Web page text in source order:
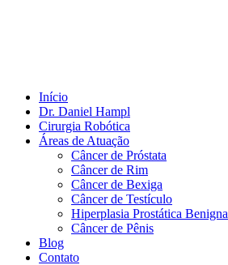
Início
Dr. Daniel Hampl
Cirurgia Robótica
Áreas de Atuação
Câncer de Próstata
Câncer de Rim
Câncer de Bexiga
Câncer de Testículo
Hiperplasia Prostática Benigna
Câncer de Pênis
Blog
Contato